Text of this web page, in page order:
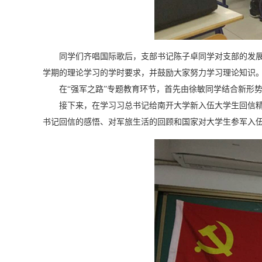
同学们齐唱国际歌后，支部书记陈子卓同学对支部的
学期的理论学习的学时要求，并鼓励大家努力学习理论知识
在“强军之路”专题教育环节，首先由徐敏同学结合新形
接下来，在学习习总书记给南开大学新入伍大学生回信
书记回信的感悟、对军旅生活的回顾和国家对大学生参军